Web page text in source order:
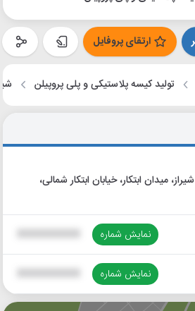
ارتقای پروفایل
تولید کیسه پلاستیکی و پلی پروپیلن
میدان ابتکار، خیابان ابتکار شمالی،
نمایش شماره
نمایش شماره